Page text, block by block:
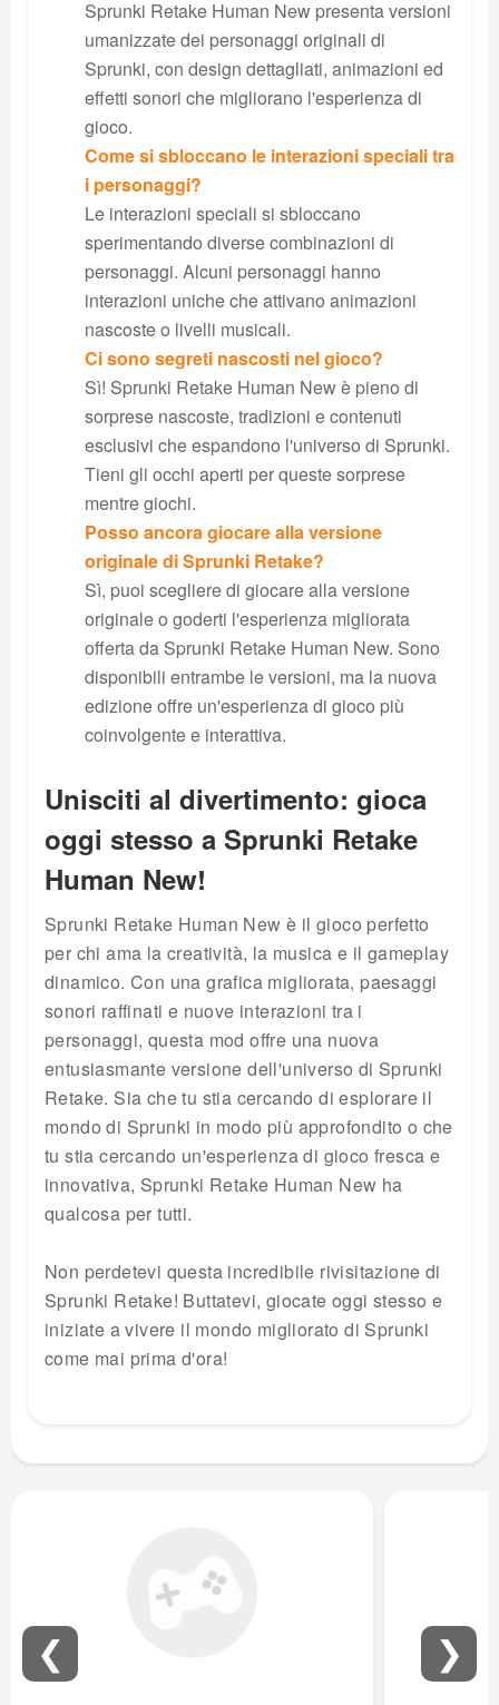
Sprunki Retake Human New presenta versioni
umanizzate dei personaggi originali di
Sprunki, con design dettagliati, animazioni ed
effetti sonori che migliorano l'esperienza di
gioco.
Come si sbloccano le interazioni speciali tra
i personaggi?
Le interazioni speciali si sbloccano
sperimentando diverse combinazioni di
personaggi. Alcuni personaggi hanno
interazioni uniche che attivano animazioni
nascoste o livelli musicali.
Ci sono segreti nascosti nel gioco?
Sì! Sprunki Retake Human New è pieno di
sorprese nascoste, tradizioni e contenuti
esclusivi che espandono l'universo di Sprunki.
Tieni gli occhi aperti per queste sorprese
mentre giochi.
Posso ancora giocare alla versione
originale di Sprunki Retake?
Sì, puoi scegliere di giocare alla versione
originale o goderti l'esperienza migliorata
offerta da Sprunki Retake Human New. Sono
disponibili entrambe le versioni, ma la nuova
edizione offre un'esperienza di gioco più
coinvolgente e interattiva.
Unisciti al divertimento: gioca
oggi stesso a Sprunki Retake
Human New!
Sprunki Retake Human New è il gioco perfetto
per chi ama la creatività, la musica e il gameplay
dinamico. Con una grafica migliorata, paesaggi
sonori raffinati e nuove interazioni tra i
personaggi, questa mod offre una nuova
entusiasmante versione dell'universo di Sprunki
Retake. Sia che tu stia cercando di esplorare il
mondo di Sprunki in modo più approfondito o che
tu stia cercando un'esperienza di gioco fresca e
innovativa, Sprunki Retake Human New ha
qualcosa per tutti.
Non perdetevi questa incredibile rivisitazione di
Sprunki Retake! Buttatevi, giocate oggi stesso e
iniziate a vivere il mondo migliorato di Sprunki
come mai prima d'ora!
❮ ❯